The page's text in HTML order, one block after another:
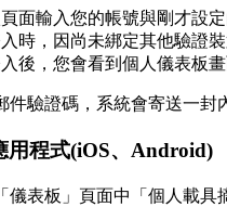
面輸入您的帳號與剛才設定
時，因尚未綁定其他驗證裝
後，您會看到個人儀表板畫
件驗證碼，系統會寄送一封
用程式(iOS、Android)
儀表板」頁面中「個人載具